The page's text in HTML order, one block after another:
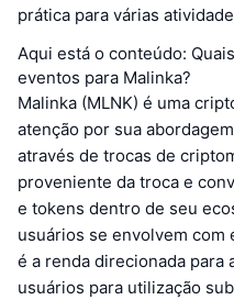
prática para várias
Aqui está o conteúdo:
eventos para Malinka?
Malinka (MLNK) é uma
atenção por sua
através de trocas de
proveniente da troca e
e tokens dentro de seu
usuários se envolvem
é a renda direcionada para
usuários para utilização